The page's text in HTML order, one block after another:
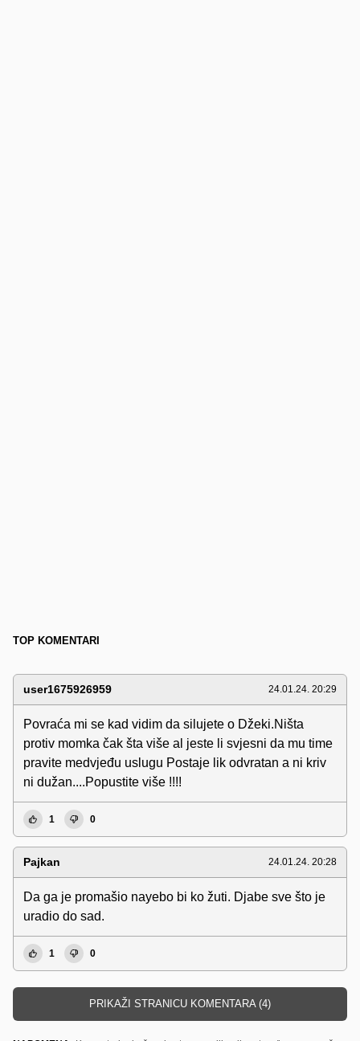
TOP KOMENTARI
user1675926959 24.01.24. 20:29
Povraća mi se kad vidim da silujete o Džeki.Ništa
protiv momka čak šta više al jeste li svjesni da mu time
pravite medvjeđu uslugu Postaje lik odvratan a ni kriv
ni dužan....Popustite više !!!!
1 0
Pajkan 24.01.24. 20:28
Da ga je promašio nayebo bi ko žuti. Djabe sve što je
uradio do sad.
1 0
PRIKAŽI STRANICU KOMENTARA (4)